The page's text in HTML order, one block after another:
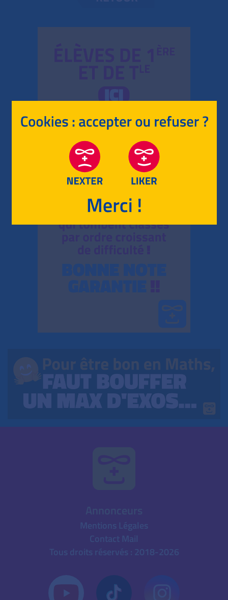
Mentions Légales
Contact Mail
Tous droits réservés : 2018-2026